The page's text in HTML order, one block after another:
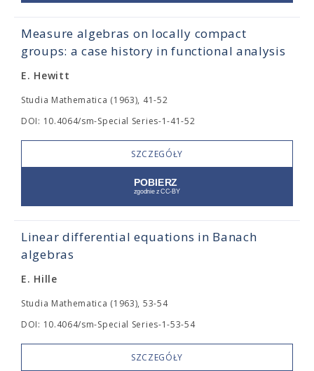
Measure algebras on locally compact
groups: a case history in functional analysis
E. Hewitt
Studia Mathematica (1963), 41-52
DOI: 10.4064/sm-Special Series-1-41-52
SZCZEGÓŁY
Linear differential equations in Banach
algebras
E. Hille
Studia Mathematica (1963), 53-54
DOI: 10.4064/sm-Special Series-1-53-54
SZCZEGÓŁY